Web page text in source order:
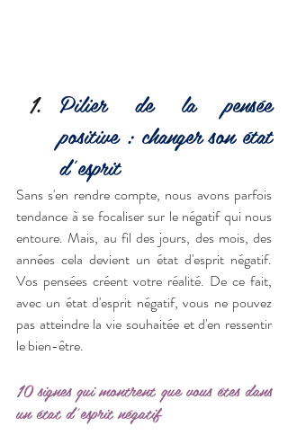
Pilier de la pensée
positive : changer son état
d'esprit
Sans s'en rendre compte, nous avons parfois
tendance à se focaliser sur le négatif qui nous
entoure. Mais, au fil des jours, des mois, des
années cela devient un état d'esprit négatif.
Vos pensées créent votre réalité. De ce fait,
avec un état d'esprit négatif, vous ne pouvez
pas atteindre la vie souhaitée et d'en ressentir
le bien-être.
10 signes qui montrent que vous êtes dans
un état d'esprit négatif